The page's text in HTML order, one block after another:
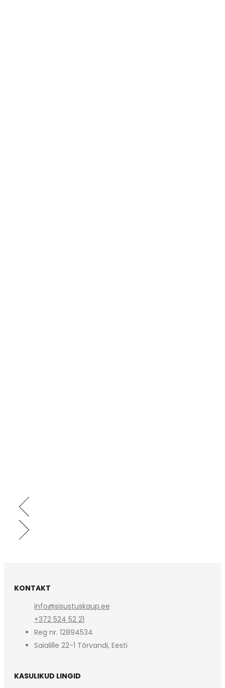
KONTAKT
info@sisustuskaup.ee
+372 524 52 21
Reg nr. 12894534
Saialille 22-1 Tõrvandi, Eesti
KASULIKUD LINGID